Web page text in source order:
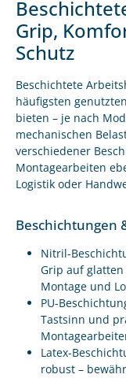
Grip,
Schutz
Beschichtete
häufigsten
bieten – je nach
mechanischen
verschiedener
Montagearbeiten
Logistik oder
Beschichtungen
Nitril-
Grip auf
Montage und
PU-
Tastsinn und
Latex-
robust –